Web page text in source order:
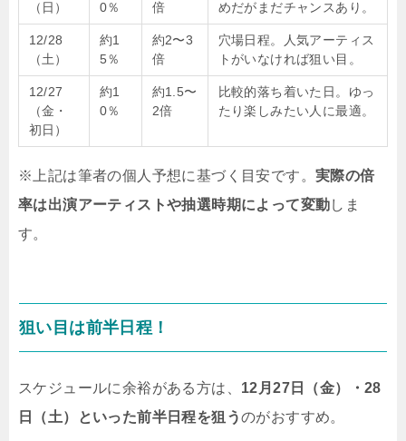
（日）
0％
倍
めだがまだチャンスあり。
12/28
（土）
約1
5％
約2〜3
倍
穴場日程。人気アーティス
トがいなければ狙い目。
12/27
（金・
初日）
約1
0％
約1.5〜
2倍
比較的落ち着いた日。ゆっ
たり楽しみたい人に最適。
※上記は筆者の個人予想に基づく目安です。 実際の倍
率は出演アーティストや抽選時期によって変動しま
す。
狙い目は前半日程！
スケジュールに余裕がある方は、 12月27日（金）・28
日（土）といった前半日程を狙うのがおすすめ。